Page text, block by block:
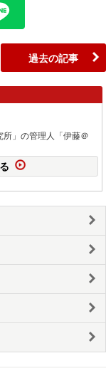
過去の記事
」の管理人「伊藤＠